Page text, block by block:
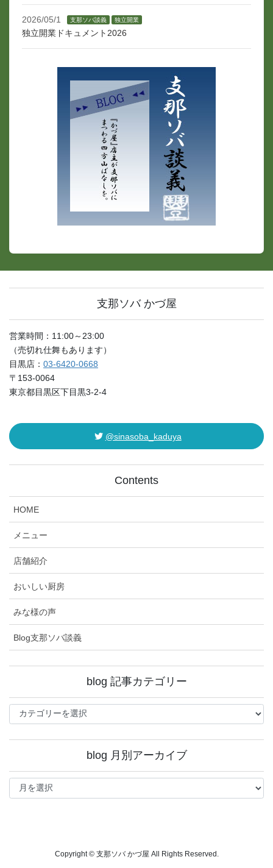
2026/05/1 支那ソバ談義 独立開業
独立開業ドキュメント2026
支那ソバ かづ屋
営業時間：11:00～23:00
（売切れ仕舞もあります）
目黒店： 03-6420-0668
〒153-0064
東京都目黒区下目黒3-2-4
@sinasoba_kaduya
Contents
HOME
メニュー
店舗紹介
おいしい厨房
みな様の声
Blog支那ソバ談義
blog 記事カテゴリー
blog
記
ゴ
ー
blog 月別アーカイブ
blog
Copyright © 支那ソバ かづ屋 All Rights Reserved.